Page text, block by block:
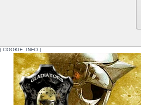
{ COOKIE_INFO }